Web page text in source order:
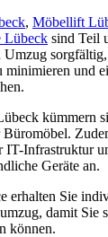
, Möbellift
Lübeck sind Teil
Umzug
minimieren und
kümmern
IT-Infrastruktur
Geräte an.
erhalten Sie
damit Sie
können.